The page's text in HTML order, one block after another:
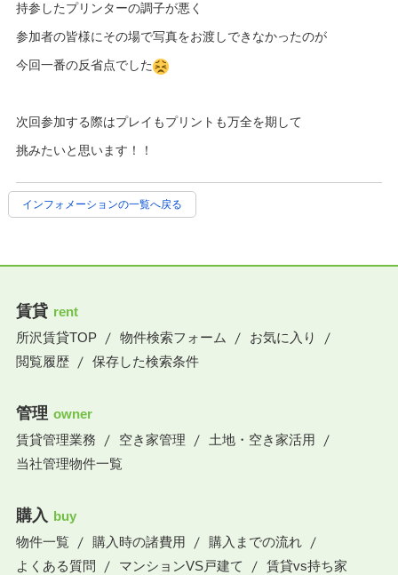
持参したプリンターの調子が悪く
参加者の皆様にその場で写真をお渡しできなかったのが
今回一番の反省点でした
次回参加する際はプレイもプリントも万全を期して
挑みたいと思います！！
インフォメーションの一覧へ戻る
賃貸 rent
所沢賃貸TOP
物件検索フォーム
お気に入り
閲覧履歴
保存した検索条件
管理 owner
賃貸管理業務
空き家管理
土地・空き家活用
当社管理物件一覧
購入 buy
物件一覧
購入時の諸費用
購入までの流れ
よくある質問
マンションVS戸建て 賃貸vs持ち家